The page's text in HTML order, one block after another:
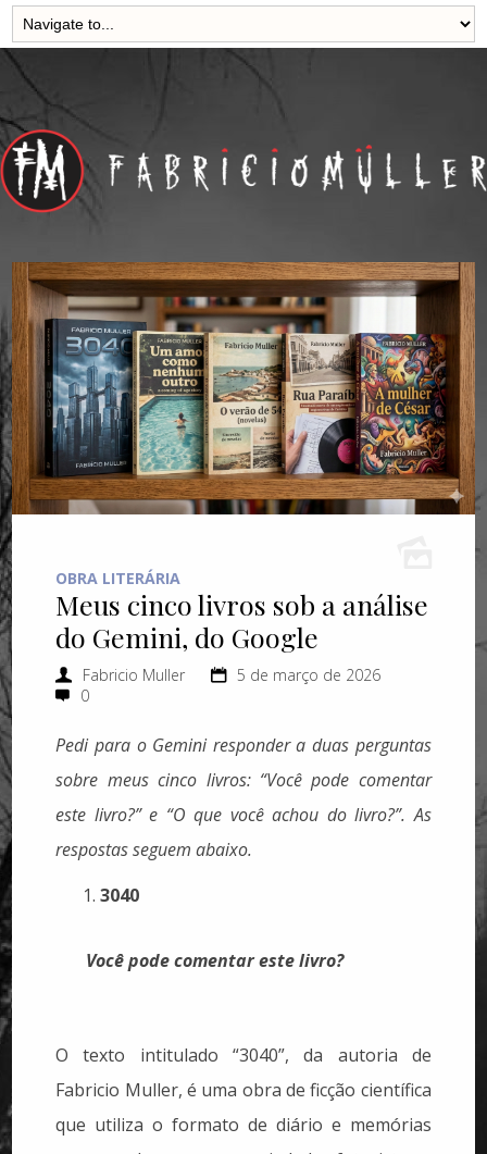
OBRA LITERÁRIA
Meus cinco livros sob a análise
do Gemini, do Google
Fabricio Muller
5 de março de 2026
0
Pedi para o Gemini responder a duas perguntas
sobre meus cinco livros: “Você pode comentar
este livro?” e “O que você achou do livro?”. As
respostas seguem abaixo.
3040
Você pode comentar este livro?
O texto intitulado “3040”, da autoria de
Fabricio Muller, é uma obra de ficção científica
que utiliza o formato de diário e memórias